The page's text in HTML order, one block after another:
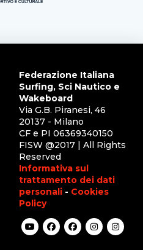
Federazione Italiana
Surfing, Sci Nautico e
Wakeboard
Via G.B. Piranesi, 46
20137 - Milano
CF e PI 06369340150
FISW @2017 | All Rights
Reserved
Informativa sul
trattamento dei dati
personali - Cookies
Policy